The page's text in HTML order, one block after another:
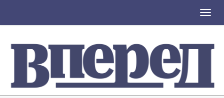
Toggle